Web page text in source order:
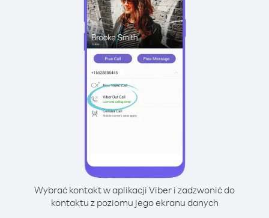
Wybrać kontakt w aplikacji Viber i zadzwonić do
kontaktu z poziomu jego ekranu danych